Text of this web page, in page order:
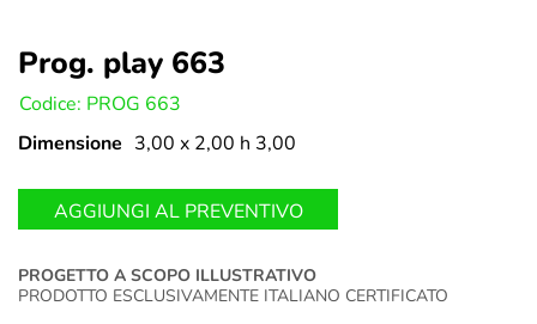
Prog. play 663
Codice: PROG 663
Dimensione 3,00 x 2,00 h 3,00
AGGIUNGI AL PREVENTIVO
PROGETTO A SCOPO ILLUSTRATIVO
PRODOTTO ESCLUSIVAMENTE ITALIANO CERTIFICATO